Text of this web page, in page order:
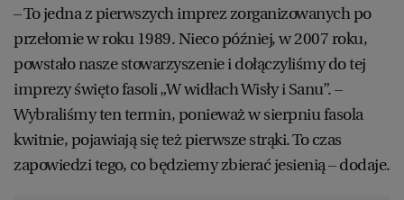
– To jedna z pierwszych imprez zorganizowanych po
przełomie w roku 1989. Nieco później, w 2007 roku,
powstało nasze stowarzyszenie i dołączyliśmy do tej
imprezy święto fasoli „W widłach Wisły i Sanu”. –
Wybraliśmy ten termin, ponieważ w sierpniu fasola
kwitnie, pojawiają się też pierwsze strąki. To czas
zapowiedzi tego, co będziemy zbierać jesienią – dodaje.